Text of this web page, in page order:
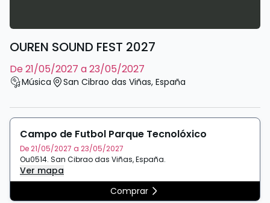
OUREN SOUND FEST 2027
de 21/05/2027 a 23/05/2027
Música San Cibrao das Viñas, España
Campo de Futbol Parque Tecnolóxico
De 21/05/2027 a 23/05/2027
Ou0514. San Cibrao das Viñas,España.
Ver mapa
Comprar